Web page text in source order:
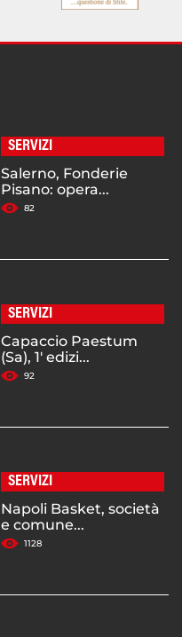
SERVIZI
Salerno, Fonderie
Pisano: opera...
82
SERVIZI
Capaccio Paestum
(Sa), 1' edizi...
92
SERVIZI
Napoli Basket, società
e comune...
1128